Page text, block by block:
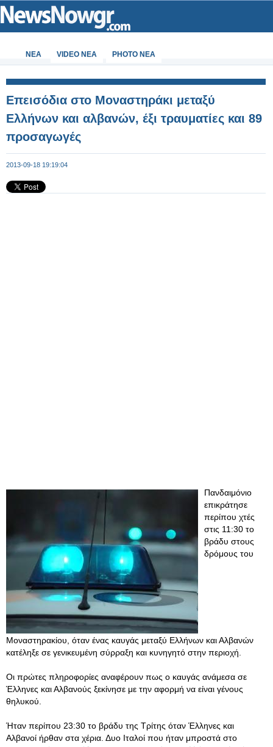
ΝΕΑ VIDEO NEA PHOTO NEA
Επεισόδια στο Μοναστηράκι μεταξύ
Ελλήνων και αλβανών, έξι τραυματίες και 89
προσαγωγές
2013-09-18 19:19:04
Πανδαιμόνιο
επικράτησε
περίπου χτές
στις 11:30 το
βράδυ στους
δρόμους του
Μοναστηρακίου, όταν ένας καυγάς μεταξύ Ελλήνων και Αλβανών
κατέληξε σε γενικευμένη σύρραξη και κυνηγητό στην περιοχή.
Οι πρώτες πληροφορίες αναφέρουν πως ο καυγάς ανάμεσα σε
Έλληνες και Αλβανούς ξεκίνησε με την αφορμή να είναι γένους
θηλυκού.
Ήταν περίπου 23:30 το βράδυ της Τρίτης όταν Έλληνες και
Αλβανοί ήρθαν στα χέρια. Δυο Ιταλοί που ήταν μπροστά στο